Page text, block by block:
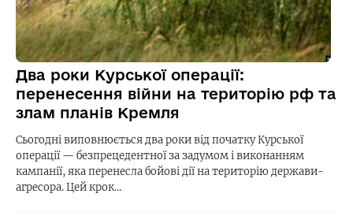
Два роки Курської операції:
перенесення війни на територію рф та
злам планів Кремля
Сьогодні виповнюється два роки від початку Курської
операції — безпрецедентної за задумом і виконанням
кампанії, яка перенесла бойові дії на територію держави-
агресора. Цей крок…